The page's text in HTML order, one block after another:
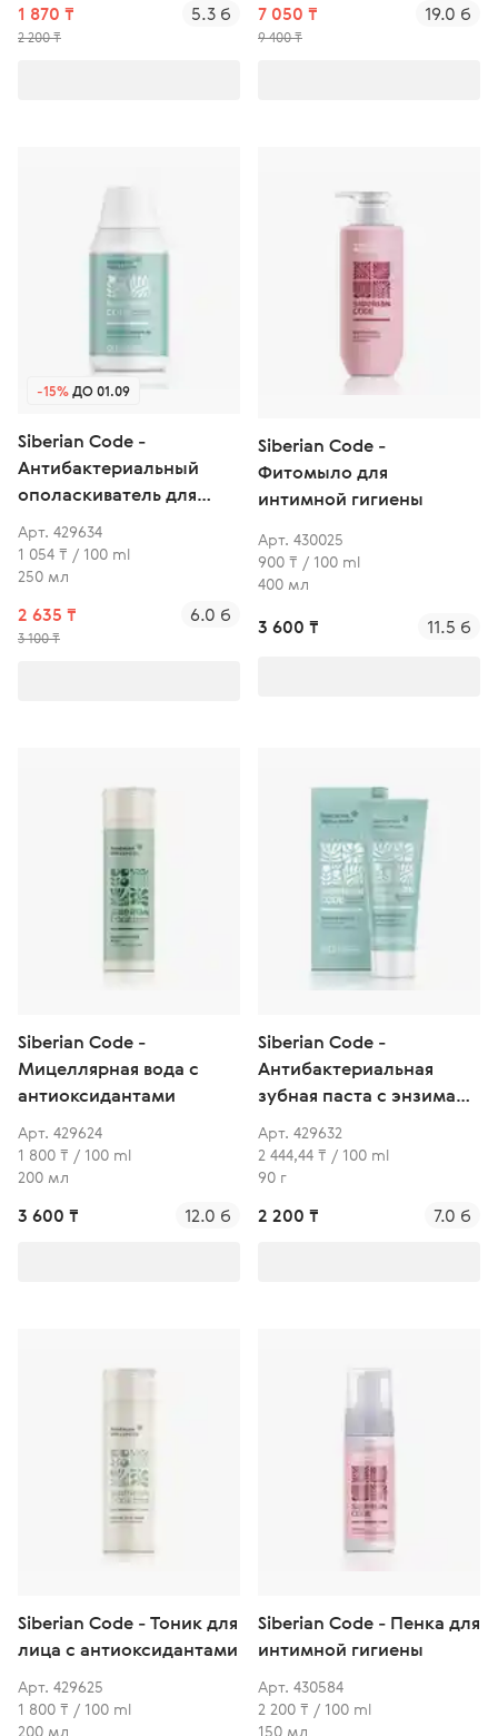
1 870 ₸
2 200 ₸
5.3 б 7 050 ₸
9 400 ₸
19.0 б
-15%ДО 01.09
Siberian Code -
Антибактериальный
ополаскиватель для
комплексного ухода и
свежести дыхания
Арт. 429634
1 054 ₸ / 100 ml
250 мл
2 635 ₸
3 100 ₸
6.0 б
Siberian Code -
Фитомыло для
интимной гигиены
Арт. 430025
900 ₸ / 100 ml
400 мл
3 600 ₸ 11.5 б
Siberian Code -
Мицеллярная вода с
антиоксидантами
Арт. 429624
1 800 ₸ / 100 ml
200 мл
3 600 ₸ 12.0 б
Siberian Code -
Антибактериальная
зубная паста с энзимами
для комплексного ухода
и защиты от кариеса
Арт. 429632
2 444,44 ₸ / 100 ml
90 г
2 200 ₸ 7.0 б
Siberian Code - Тоник для
лица с антиоксидантами
Арт. 429625
1 800 ₸ / 100 ml
200 мл
Siberian Code - Пенка для
интимной гигиены
Арт. 430584
2 200 ₸ / 100 ml
150 мл